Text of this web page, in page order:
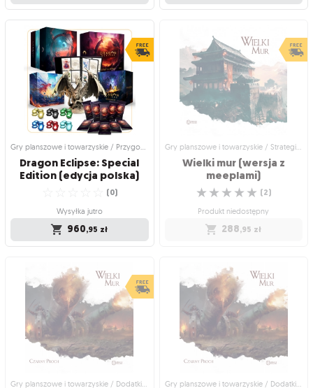
Gry planszowe i towarzyskie / Dodatki
do gier
Wielki mur: Meeple
Addon
Gratka dla fanów drewna w grach!
☆
☆
☆
☆
☆ (1)
Wysyłka jutro
98,95 71,00 zł
Dragon Eclipse:
Collector’s Edition
(edycja polska)
Trenuj magiczne stworzenia i rozwiąż
wielką tajemnicę Zaćmienia!
☆
☆
☆
Wysyłka jutro
Gry planszowe i towarzyskie / Przygodowe gry planszowe
Dragon Eclipse: Special
Edition (edycja polska)
(0)
Wysyłka jutro
960,95 zł
Przygodowe gry planszowe
Dragon Eclipse: Special
Edition (edycja polska)
Trenuj magiczne stworzenia i rozwiąż
wielką tajemnicę Zaćmienia!
☆
☆
☆
☆
Wysyłka jutro
Gry planszowe i towarzyskie / Strategiczne gry planszowe
Wielki mur (wersja z
meeplami)
☆
☆
☆
☆
☆ (2)
Produkt niedostępny
288,95 zł
Strategiczne gry planszowe
Wielki mur (wersja z
meeplami)
Zostań głową najbardziej zasłużonego
klanu!
☆
☆
☆
☆
Produkt niedostępny
Gry planszowe i towarzyskie / Dodatki do gier Gry planszowe i towarzyskie / Dodatki do gier